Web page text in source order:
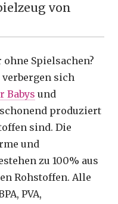
von
Spielsachen?
verbergen sich
Babys und
produziert
sind. Die
und
zu 100% aus
Rohstoffen. Alle
PVA,